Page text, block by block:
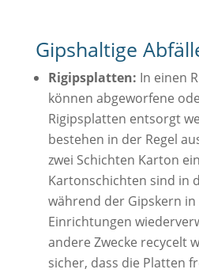
Gipshaltige
Rigipsplatten: In einen
können abgeworfene
Rigipsplatten entsorgt
bestehen in der Regel
zwei Schichten Karton
Kartonschichten sind in
während der Gipskern in
Einrichtungen
andere Zwecke recycelt
sicher, dass die Platten